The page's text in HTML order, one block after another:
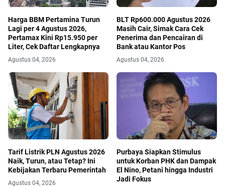
Harga BBM Pertamina Turun
Lagi per 4 Agustus 2026,
Pertamax Kini Rp15.950 per
Liter, Cek Daftar Lengkapnya
Agustus 04, 2026
BLT Rp600.000 Agustus 2026
Masih Cair, Simak Cara Cek
Penerima dan Pencairan di
Bank atau Kantor Pos
Agustus 04, 2026
Tarif Listrik PLN Agustus 2026
Naik, Turun, atau Tetap? Ini
Kebijakan Terbaru Pemerintah
Agustus 04, 2026
Purbaya Siapkan Stimulus
untuk Korban PHK dan Dampak
El Nino, Petani hingga Industri
Jadi Fokus